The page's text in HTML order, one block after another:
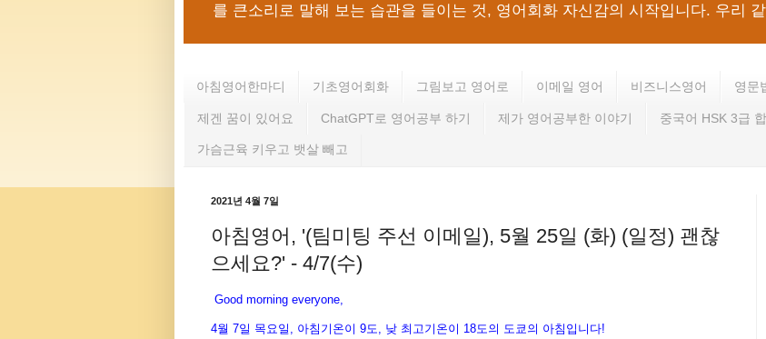
를 큰소리로 말해 보는 습관을 들이는 것, 영어회화 자신감의 시작입니다. 우리
아침영어한마디 기초영어회화 그림보고 영어로 이메일 영어 비즈니스영어 영문
제겐 꿈이 있어요 ChatGPT로 영어공부 하기 제가 영어공부한 이야기 중국어 HSK 3급
가슴근육 키우고 뱃살 빼고
2021년 4월 7일
아침영어, '(팀미팅 주선 이메일), 5월 25일 (화) (일정) 괜찮
으세요?' - 4/7(수)
Good morning everyone,
4월 7일 목 요 일, 아침기온이 9도 , 낮 최고기온이 18도의 도쿄의 아침입니다!